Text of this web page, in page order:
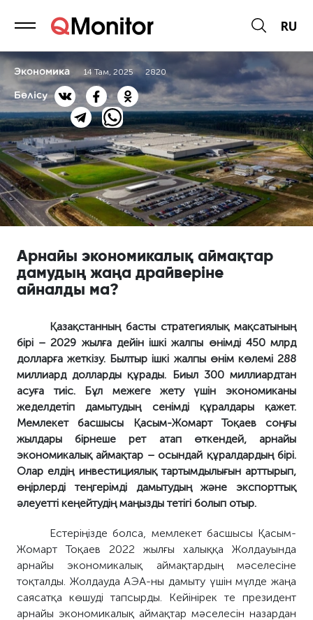
RU
Экономика 14 Там, 2025 2820
Бөлісу
Арнайы экономикалық аймақтар
дамудың жаңа драйверіне
айналды ма?
Қазақстанның басты стратегиялық мақсатының
бірі – 2029 жылға дейін ішкі жалпы өнімді 450 млрд
долларға жеткізу. Былтыр ішкі жалпы өнім көлемі 288
миллиард долларды құрады. Биыл 300 миллиардтан
асуға тиіс. Бұл межеге жету үшін экономиканы
жеделдетіп дамытудың сенімді құралдары қажет.
Мемлекет басшысы Қасым-Жомарт Тоқаев соңғы
жылдары бірнеше рет атап өткендей, арнайы
экономикалық аймақтар – осындай құралдардың бірі.
Олар елдің инвестициялық тартымдылығын арттырып,
өңірлерді теңгерімді дамытудың және экспорттық
әлеуетті кеңейтудің маңызды тетігі болып отыр.
Естеріңізде болса, мемлекет басшысы Қасым-
Жомарт Тоқаев 2022 жылғы халыққа Жолдауында
арнайы экономикалық аймақтардың мәселесіне
тоқталды. Жолдауда АЭА-ны дамыту үшін мүлде жаңа
саясатқа көшуді тапсырды. Кейінірек те президент
арнайы экономикалық аймақтар мәселесін назардан